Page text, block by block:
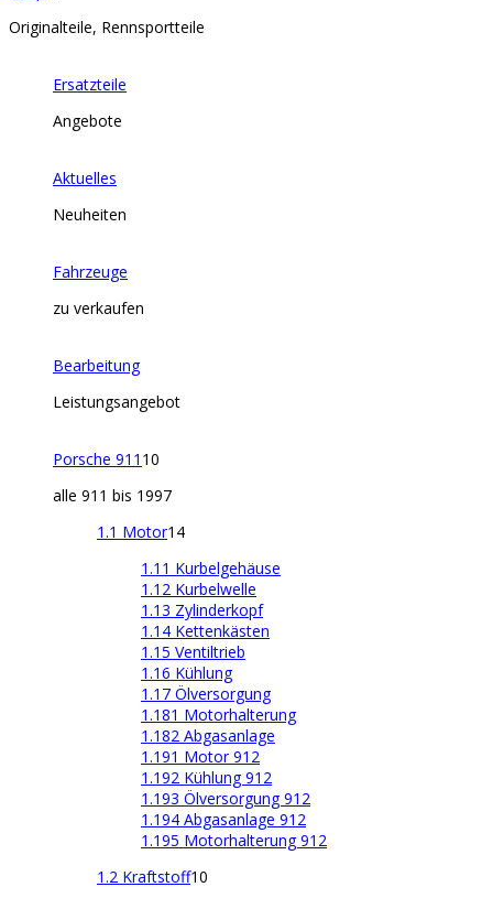
Originalteile, Rennsportteile
Ersatzteile
Angebote
Aktuelles
Neuheiten
Fahrzeuge
zu verkaufen
Bearbeitung
Leistungsangebot
Porsche 911 10
alle 911 bis 1997
1.1 Motor14
1.11 Kurbelgehäuse
1.12 Kurbelwelle
1.13 Zylinderkopf
1.14 Kettenkästen
1.15 Ventiltrieb
1.16 Kühlung
1.17 Ölversorgung
1.181 Motorhalterung
1.182 Abgasanlage
1.191 Motor 912
1.192 Kühlung 912
1.193 Ölversorgung 912
1.194 Abgasanlage 912
1.195 Motorhalterung 912
1.2 Kraftstoff10